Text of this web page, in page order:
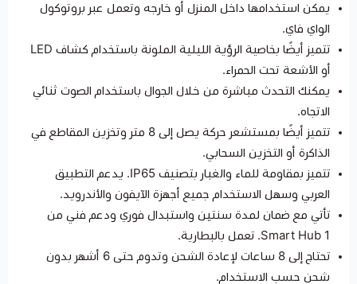
يمكن استخدامها داخل المنزل أو خارجه وتعمل عبر بروتوكول
الواي فاي.
تتميز أيضًا بخاصية الرؤية الليلية الملونة باستخدام كشاف LED
أو الأشعة تحت الحمراء.
يمكنك التحدث مباشرة من خلال الجوال باستخدام الصوت ثنائي
الاتجاه.
تتميز أيضًا بمستشعر حركة يصل إلى 8 متر وتخزين المقاطع في
الذاكرة أو التخزين السحابي.
تتميز بمقاومة للماء والغبار بتصنيف IP65. يدعم التطبيق
العربي وسهل الاستخدام جميع أجهزة الآيفون والأندرويد.
تأتي مع ضمان لمدة سنتين واستبدال فوري ودعم فني من
Smart Hub 1. تعمل بالبطارية.
تحتاج إلى 8 ساعات لإعادة الشحن وتدوم حتى 6 أشهر بدون
شحن حسب الاستخدام.